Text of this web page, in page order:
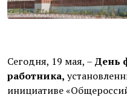
Сегодня, 19 мая, – День
работника,
инициативе